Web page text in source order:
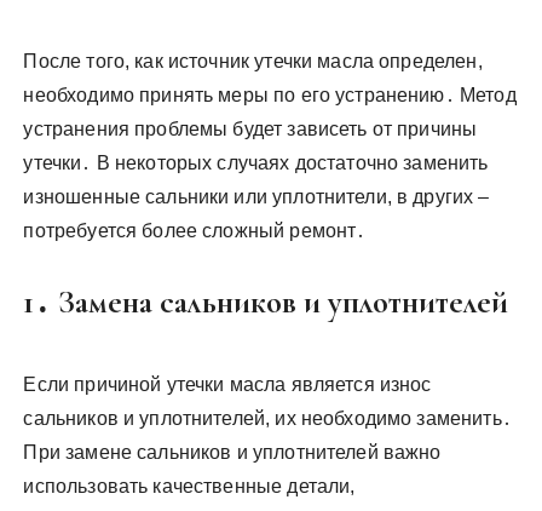
После того, как источник утечки масла определен,
необходимо принять меры по его устранению․ Метод
устранения проблемы будет зависеть от причины
утечки․ В некоторых случаях достаточно заменить
изношенные сальники или уплотнители, в других –
потребуется более сложный ремонт․
1․ Замена сальников и уплотнителей
Если причиной утечки масла является износ
сальников и уплотнителей, их необходимо заменить․
При замене сальников и уплотнителей важно
использовать качественные детали,